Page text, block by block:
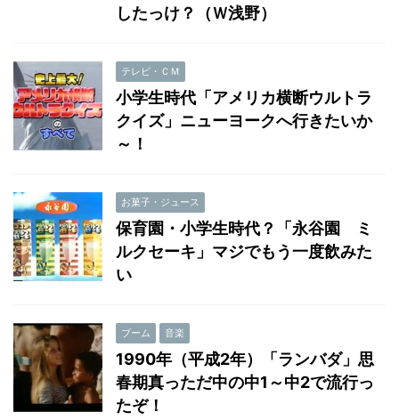
したっけ？（Ｗ浅野）
テレビ・ＣＭ
小学生時代「アメリカ横断ウルトラ
クイズ」ニューヨークへ行きたいか
～！
お菓子・ジュース
保育園・小学生時代？「永谷園 ミ
ルクセーキ」マジでもう一度飲みた
い
ブーム 音楽
1990年（平成2年）「ランバダ」思
春期真っただ中の中1～中2で流行っ
たぞ！